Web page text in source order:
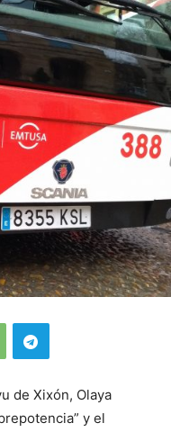
de Xixón, Olaya
y el